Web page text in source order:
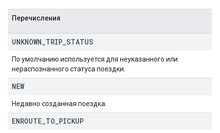
Перечисления
UNKNOWN TRIP STATUS
По умолчанию используется для неуказанного или
нераспознанного статуса поездки.
NEW
Недавно созданная поездка.
ENROUTE TO PICKUP